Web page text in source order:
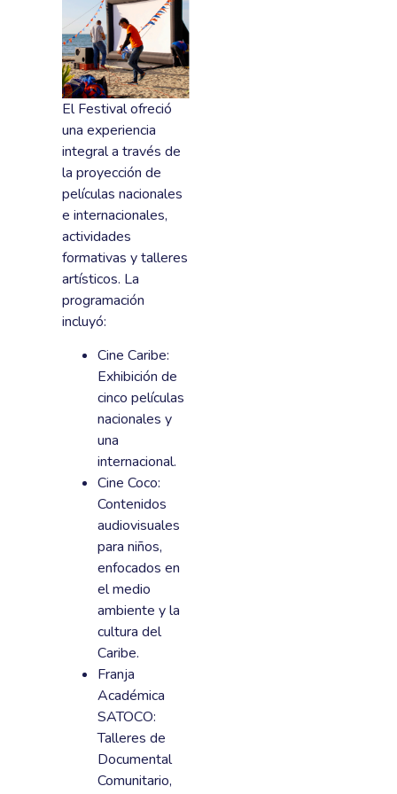
El Festival ofreció
una experiencia
integral a través de
la proyección de
películas nacionales
e internacionales,
actividades
formativas y talleres
artísticos. La
programación
incluyó:
Cine Caribe:
Exhibición de
cinco películas
nacionales y
una
internacional.
Cine Coco:
Contenidos
audiovisuales
para niños,
enfocados en
el medio
ambiente y la
cultura del
Caribe.
Franja
Académica
SATOCO:
Talleres de
Documental
Comunitario,